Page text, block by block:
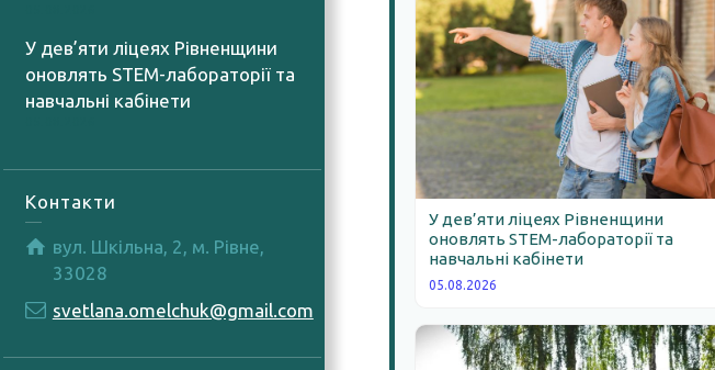
У дев’яти ліцеях Рівненщини
оновлять STEM-лабораторії та
навчальні кабінети
Контакти
вул. Шкільна, 2, м. Рівне,
33028
svetlana.omelchuk@gmail.com
У дев’яти ліцеях Рівненщини
оновлять STEM-лабораторії та
навчальні кабінети
05.08.2026